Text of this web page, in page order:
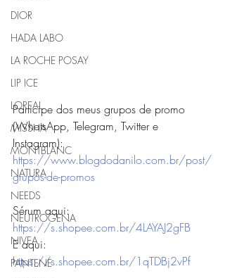
DIOR
HADA LABO
LA ROCHE POSAY
LIP ICE
LOREAL
MISSHA
MONTBLANC
NATURA
NEEDS
NEUTROGENA
NIVEA
PANTENE
Participe dos meus grupos de promo
(WhatsApp, Telegram, Twitter e
Instagram):
https://www.blogdodanilo.com.br/post/
grupos-de-promos
Sérum aqui:
https://s.shopee.com.br/4LAYAJ2gFB
E aqui:
https://s.shopee.com.br/1qTDBj2vPf